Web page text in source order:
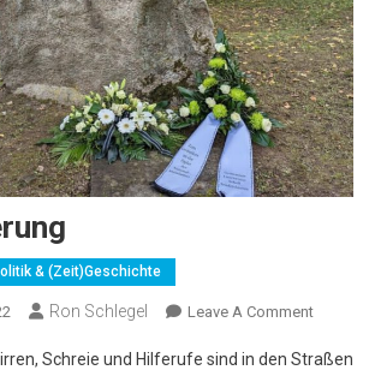
& (Zeit)Geschichte
Ron Schlegel Leave A CommentOn
Schreie und Hilferufe sind in den Straßen